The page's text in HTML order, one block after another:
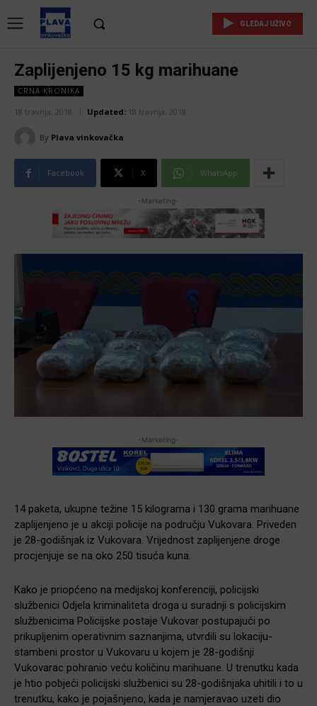
GLEDAJ UŽIVO
Zaplijenjeno 15 kg marihuane
CRNA KRONIKA
18 travnja, 2018 Updated: 18 travnja, 2018
By Plava vinkovačka
Facebook X WhatsApp
-Marketing-
-Marketing-
14 paketa, ukupne težine 15 kilograma i 130 grama marihuane
zaplijenjeno je u akciji policije na području Vukovara. Priveden
je 28-godišnjak iz Vukovara. Vrijednost zaplijenjene droge
procjenjuje se na oko 250 tisuća kuna.
Kako je priopćeno na medijskoj konferenciji, policijski
službenici Odjela kriminaliteta droga u suradnji s policijskim
službenicima Policijske postaje Vukovar postupajući po
prikupljenim operativnim saznanjima, utvrdili su lokaciju-
stambeni prostor u Vukovaru u kojem je 28-godišnji
Vukovarac pohranio veću količinu marihuane. U trenutku kada
je htio pobjeći policijski službenici su 28-godišnjaka uhitili i to u
trenutku, kako je pojašnjeno, kada je namjeravao uzeti dio